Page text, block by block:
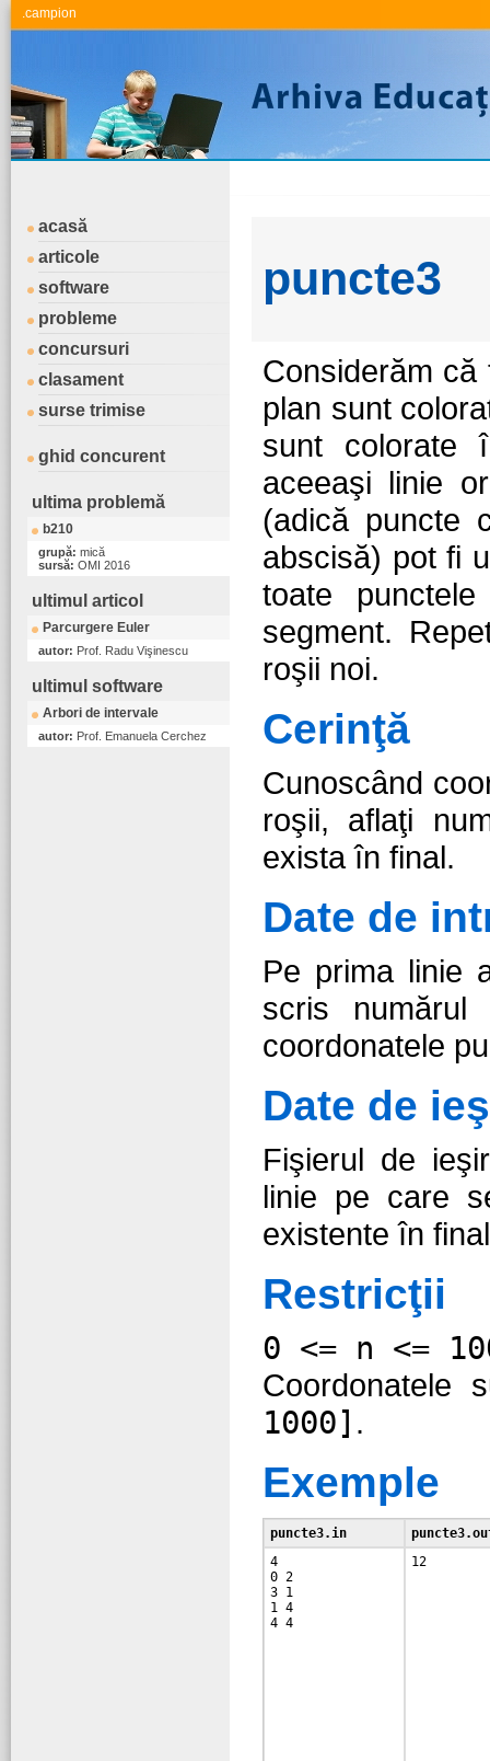
.campion
acasă
articole
software
probleme
concursuri
clasament
surse trimise
ghid concurent
ultima problemă
b210
grupă: mică
sursă: OMI 2016
ultimul articol
Parcurgere Euler
autor: Prof. Radu Vişinescu
ultimul software
Arbori de intervale
autor: Prof. Emanuela Cerchez
puncte3
Considerăm
plan sunt
sunt colorate
aceeaşi linie
(adică puncte
abscisă) pot fi
toate
segment.
roşii noi.
Cerinţă
Cunoscând
roşii, aflaţi
exista în final.
Date de
Pe prima linie
scris numărul
coordonatele
Date de
Fişierul de
linie pe care
existente în
Restricţii
0 <= n <=
Coordonatele
1000] .
Exemple
puncte3.in
4
0 2
3 1
1 4